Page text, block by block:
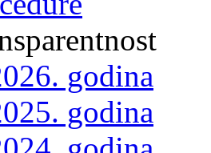
godina
godina